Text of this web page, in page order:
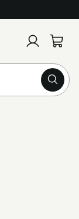
inn